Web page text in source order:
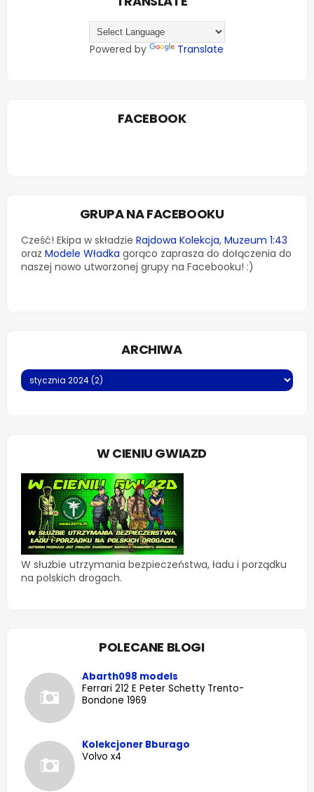
Powered by Translate
FACEBOOK
GRUPA NA FACEBOOKU
Cześć! Ekipa w składzie Rajdowa Kolekcja, Muzeum 1:43
oraz Modele Władka gorąco zaprasza do dołączenia do
naszej nowo utworzonej grupy na Facebooku! :)
ARCHIWA
W CIENIU GWIAZD
W służbie utrzymania bezpieczeństwa, ładu i porządku
na polskich drogach.
POLECANE BLOGI
Abarth098 models
Ferrari 212 E Peter Schetty Trento-
Bondone 1969
Kolekcjoner Bburago
Volvo x4